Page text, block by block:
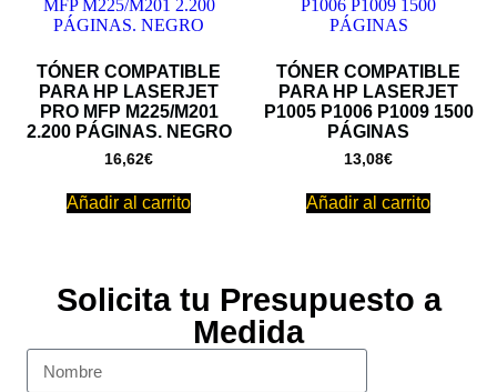
TÓNER COMPATIBLE
PARA HP LASERJET
PRO MFP M225/M201
2.200 PÁGINAS. NEGRO
16,62€
Añadir al carrito
TÓNER COMPATIBLE
PARA HP LASERJET
P1005 P1006 P1009 1500
PÁGINAS
13,08€
Añadir al carrito
Solicita tu Presupuesto a
Medida